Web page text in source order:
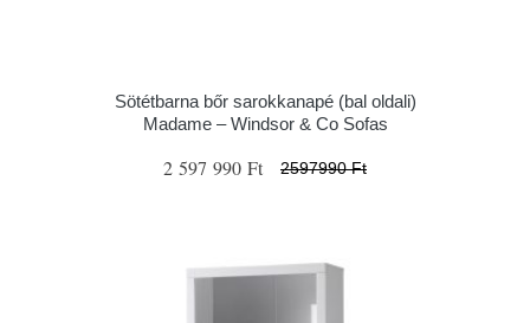
Sötétbarna bőr sarokkanapé (bal oldali)
Madame – Windsor & Co Sofas
2 597 990 Ft 2597990 Ft